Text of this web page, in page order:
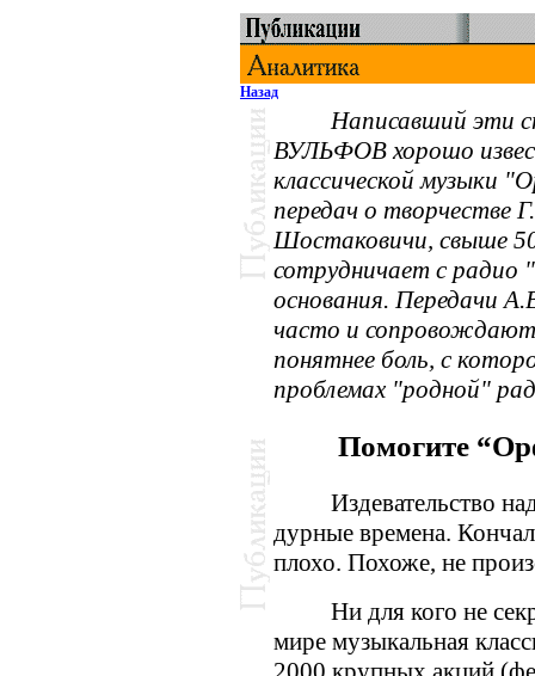
Назад
Написавший эти
ВУЛЬФОВ хорошо
классической музыки
передач о творчестве
Шостаковичи, свыше
сотрудничает с радио
основания. Передачи
часто и
понятнее боль, с
проблемах "родной"
Помогите
Издевательство
дурные времена.
плохо. Похоже, не
Ни для кого не
мире музыкальная